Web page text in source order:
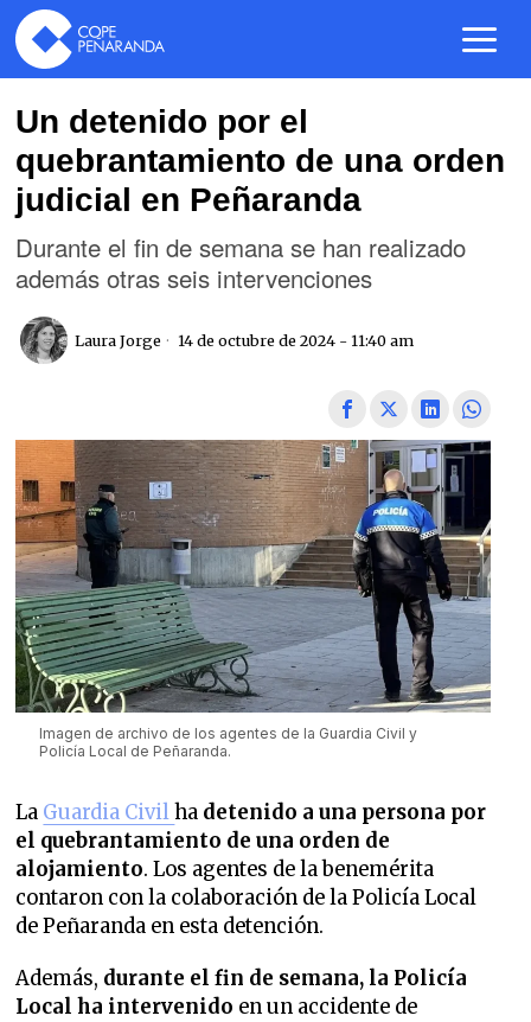
Un detenido por el
quebrantamiento de una orden
judicial en Peñaranda
Durante el fin de semana se han realizado
además otras seis intervenciones
Laura Jorge 14 de octubre de 2024 - 11:40 am
Imagen de archivo de los agentes de la Guardia Civil y
Policía Local de Peñaranda.
La Guardia Civil ha detenido a una persona por
el quebrantamiento de una orden de
alojamiento. Los agentes de la benemérita
contaron con la colaboración de la Policía Local
de Peñaranda en esta detención.
Además, durante el fin de semana, la Policía
Local ha intervenido en un accidente de